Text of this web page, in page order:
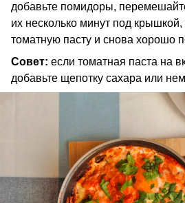
добавьте помидоры,
их несколько минут под
томатную пасту и снова хорошо
Совет: если томатная паста на
добавьте щепотку сахара или